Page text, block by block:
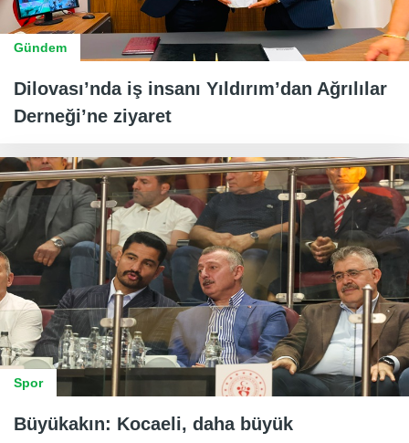
Gündem
Dilovası’nda iş insanı Yıldırım’dan Ağrılılar
Derneği’ne ziyaret
Spor
Büyükakın: Kocaeli, daha büyük